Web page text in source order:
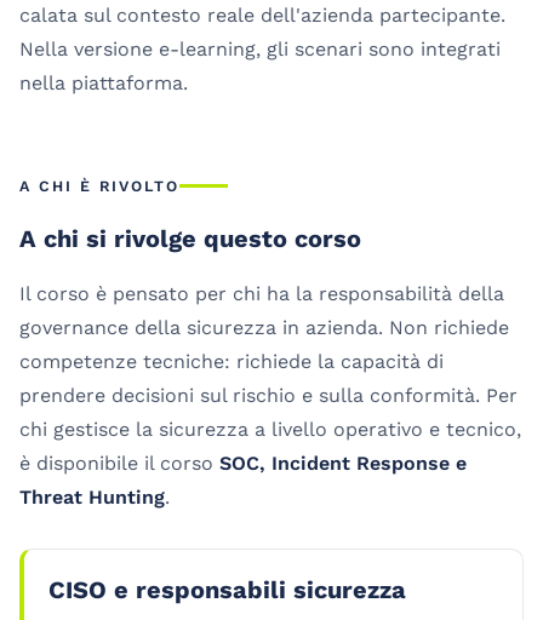
calata sul contesto reale dell'azienda partecipante.
Nella versione e-learning, gli scenari sono integrati
nella piattaforma.
A CHI È RIVOLTO
A chi si rivolge questo corso
Il corso è pensato per chi ha la responsabilità della
governance della sicurezza in azienda. Non richiede
competenze tecniche: richiede la capacità di
prendere decisioni sul rischio e sulla conformità. Per
chi gestisce la sicurezza a livello operativo e tecnico,
è disponibile il corso SOC, Incident Response e
Threat Hunting.
CISO e responsabili sicurezza